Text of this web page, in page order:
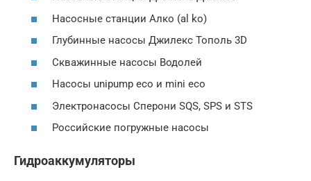
Насосные станции Алко (al ko)
Глубинные насосы Джилекс Тополь 3D
Скважинные насосы Водолей
Насосы unipump eco и mini eco
Электронасосы Сперони SQS, SPS и STS
Российские погружные насосы
Гидроаккумуляторы